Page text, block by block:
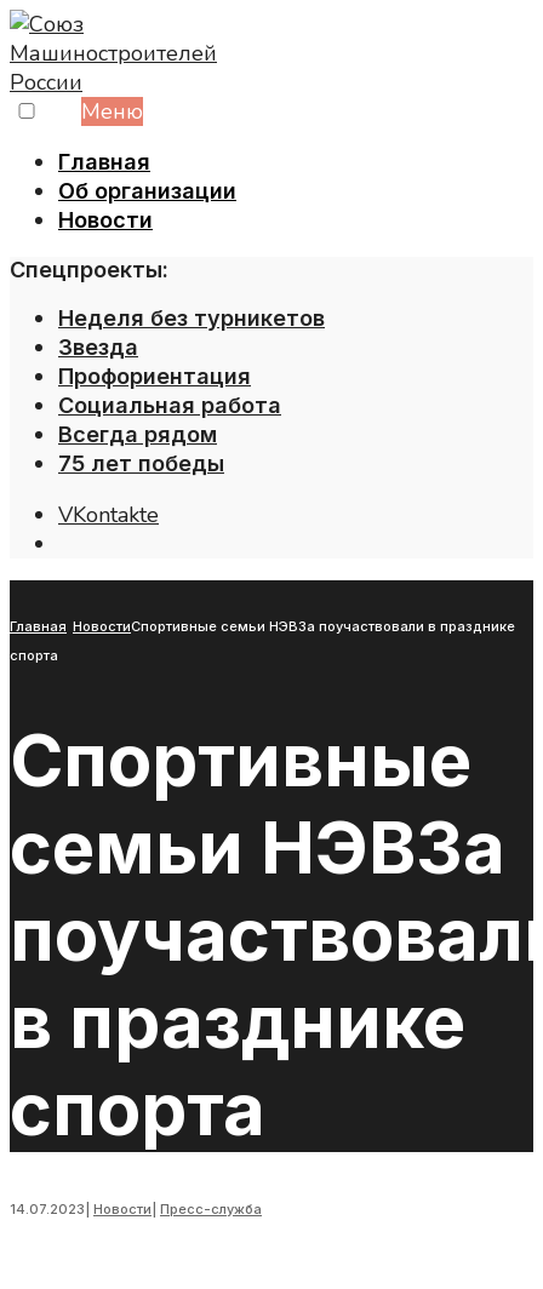
Skip
to
content
Меню
Главная
Об организации
Новости
Спецпроекты:
Неделя без турникетов
Звезда
Профориентация
Социальная работа
Всегда рядом
75 лет победы
VKontakte
Главная НовостиСпортивные семьи НЭВЗа поучаствовали в празднике
спорта
Спортивные
семьи НЭВЗа
в празднике
спорта
14.07.2023 Новости Пресс-служба